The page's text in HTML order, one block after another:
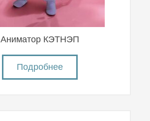
Аниматор КЭТНЭП
Подробнее